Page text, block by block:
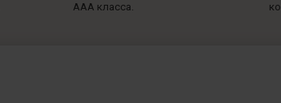
ААА класса.